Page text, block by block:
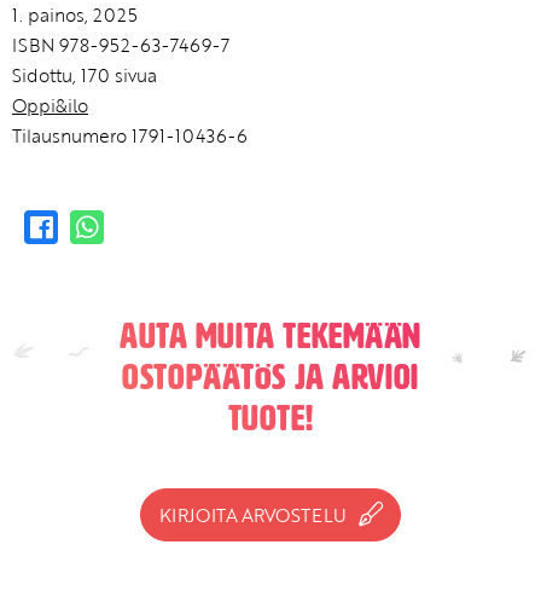
1. painos, 2025
ISBN 978-952-63-7469-7
Sidottu, 170 sivua
Oppi&ilo
Tilausnumero 1791-10436-6
Auta muita tekemään
ostopäätös ja arvioi
tuote!
KIRJOITA ARVOSTELU